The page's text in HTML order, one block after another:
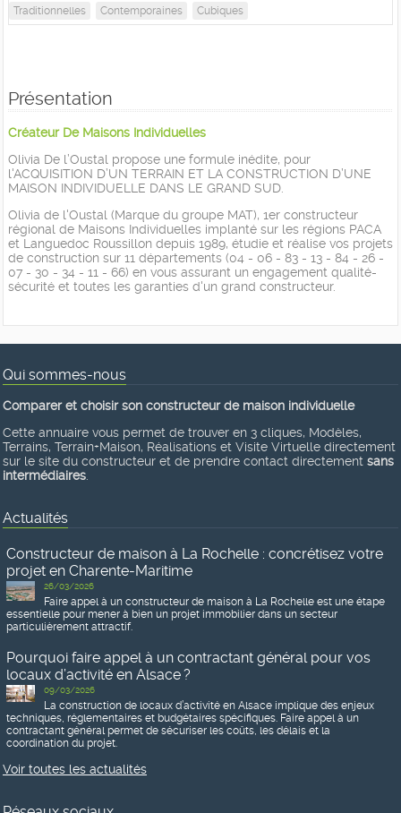
Traditionnelles Contemporaines Cubiques
Présentation
Créateur De Maisons Individuelles
Olivia De l’Oustal propose une formule inédite, pour
l'ACQUISITION D’UN TERRAIN ET LA CONSTRUCTION D’UNE
MAISON INDIVIDUELLE DANS LE GRAND SUD.
Olivia de l'Oustal (Marque du groupe MAT), 1er constructeur
régional de Maisons Individuelles implanté sur les régions PACA
et Languedoc Roussillon depuis 1989, étudie et réalise vos projets
de construction sur 11 départements (04 - 06 - 83 - 13 - 84 - 26 -
07 - 30 - 34 - 11 - 66) en vous assurant un engagement qualité-
sécurité et toutes les garanties d'un grand constructeur.
Qui sommes-nous
Comparer et choisir son constructeur de maison individuelle
Cette annuaire vous permet de trouver en 3 cliques, Modèles,
Terrains, Terrain+Maison, Réalisations et Visite Virtuelle directement
sur le site du constructeur et de prendre contact directement sans
intermédiaires
Actualités
Constructeur de maison à La Rochelle : concrétisez votre
projet en Charente-Maritime
26/03/2026
Faire appel à un constructeur de maison à La Rochelle est une étape
essentielle pour mener à bien un projet immobilier dans un secteur
particulièrement attractif.
Pourquoi faire appel à un contractant général pour vos
locaux d’activité en Alsace ?
09/03/2026
La construction de locaux d’activité en Alsace implique des enjeux
techniques, réglementaires et budgétaires spécifiques. Faire appel à un
contractant général permet de sécuriser les coûts, les délais et la
coordination du projet.
Voir toutes les actualités